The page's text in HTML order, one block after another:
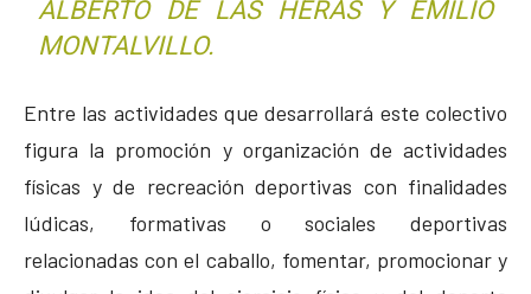
ALBERTO DE LAS HERAS Y EMILIO
MONTALVILLO.
Entre las actividades que desarrollará este colectivo
figura la promoción y organización de actividades
físicas y de recreación deportivas con finalidades
lúdicas, formativas o sociales deportivas
relacionadas con el caballo, fomentar, promocionar y